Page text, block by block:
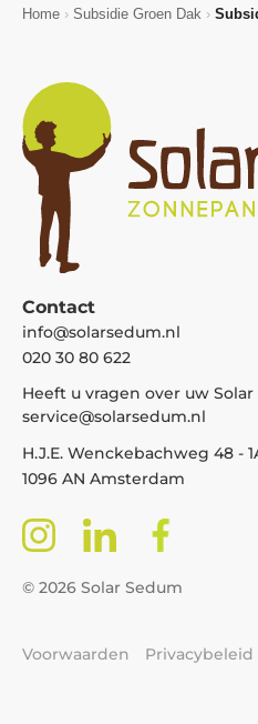
Contact
info@solarsedum.nl
020 30 80 622
Heeft u vragen over uw
service@solarsedum.nl
H.J.E. Wenckebachweg 48 -
1096 AN Amsterdam
Home › Subsidie Groen Dak ›
© 2026 Solar Sedum
Voorwaarden Privacybeleid